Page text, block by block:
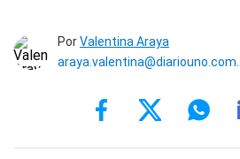
PorValentina Araya